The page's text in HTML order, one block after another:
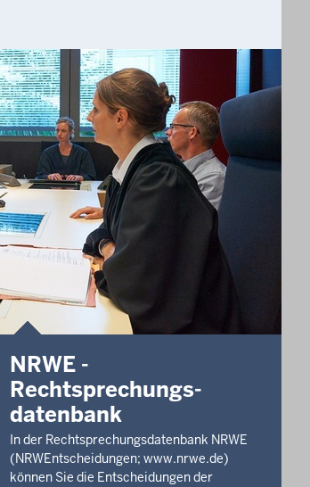
NRWE -
Rechtsprechungs­
datenbank
In der Rechtsprechungsdatenbank NRWE
(NRWEntscheidungen; www.nrwe.de)
können Sie die Entscheidungen der